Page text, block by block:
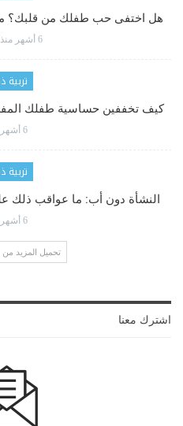
هل اختفى حب طفلك من قلبك؟ ما
6 أشهر منذ
تربية
كيف تخففين حساسية طفلك
6 أشهر منذ
تربية
النشأة دون أب: ما عواقب ذلك
6 أشهر منذ
تحميل المزيد من
اشترك معنا